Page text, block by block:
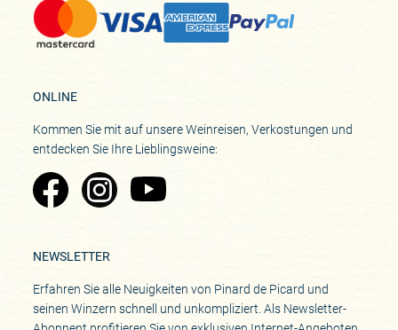
ONLINE
Kommen Sie mit auf unsere Weinreisen, Verkostungen und
entdecken Sie Ihre Lieblingsweine:
Zu Pinard's Facebook-Seite
Zu Pinard's Instagram-Seite
Zu Pinard's YouTube-Seite
NEWSLETTER
Erfahren Sie alle Neuigkeiten von Pinard de Picard und
seinen Winzern schnell und unkompliziert. Als Newsletter-